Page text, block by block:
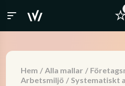
Hem / Alla mallar /
Arbetsmiljö / Systematiskt